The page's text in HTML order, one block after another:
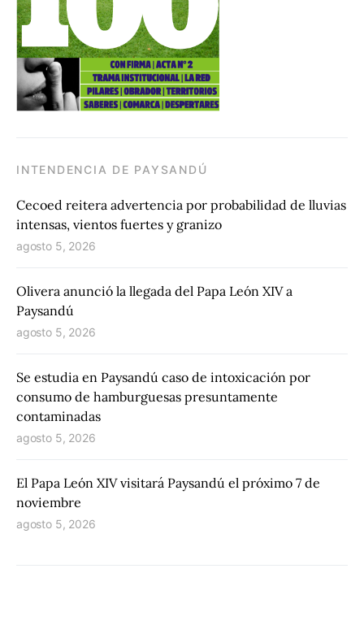
INTENDENCIA DE PAYSANDÚ
Cecoed reitera advertencia por probabilidad de lluvias
intensas, vientos fuertes y granizo
agosto 5, 2026
Olivera anunció la llegada del Papa León XIV a
Paysandú
agosto 5, 2026
Se estudia en Paysandú caso de intoxicación por
consumo de hamburguesas presuntamente
contaminadas
agosto 5, 2026
El Papa León XIV visitará Paysandú el próximo 7 de
noviembre
agosto 5, 2026